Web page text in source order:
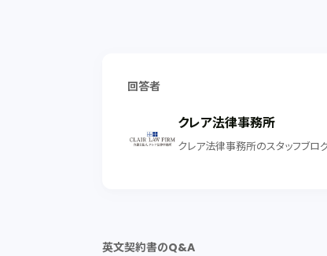
回答者
クレア法律事務所
クレア法律事務所のスタッフブロ
英文契約書のQ&A